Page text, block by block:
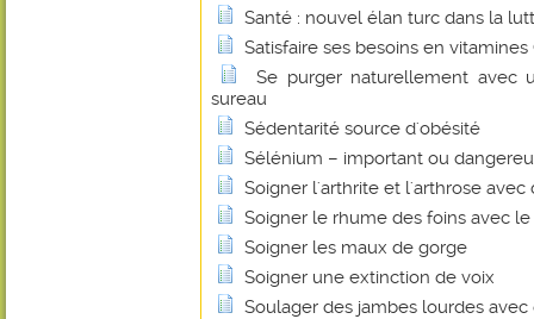
Santé : nouvel élan turc dans la
Satisfaire ses besoins en vitamines
Se purger naturellement avec
sureau
Sédentarité source d'obésité
Sélénium – important ou
Soigner l'arthrite et l'arthrose avec
Soigner le rhume des foins avec le
Soigner les maux de gorge
Soigner une extinction de voix
Soulager des jambes lourdes